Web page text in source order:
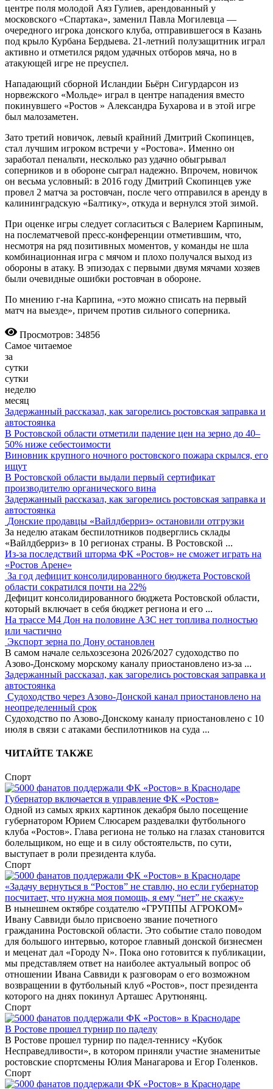
центре поля молодой Аяз Гулиев, арендованный у
московского «Спартака», заменил Павла Могилевца —
очередного игрока донского клуба, отправившегося в Казань
под крыло Курбана Бердыева. 21-летний полузащитник играл
активно и отметился рядом удачных отборов мяча, но в
атакующей игре не преуспел.
Нападающий сборной Исландии Бьёрн Сигурдарсон из
норвежского «Мольде» играл в центре нападения вместо
покинувшего «Ростов » Александра Бухарова и в этой игре
был малозаметен.
Зато третий новичок, левый крайний Дмитрий Скопинцев,
стал лучшим игроком встречи у «Ростова». Именно он
заработал пенальти, несколько раз удачно обыгрывал
соперников и в обороне сыграл надежно. Впрочем, новичок
он весьма условный: в 2016 году Дмитрий Скопинцев уже
провел 2 матча за ростовчан, после чего отправился в аренду в
калининградскую «Балтику», откуда и вернулся этой зимой.
При оценке игры следует согласиться с Валерием Карпиным,
на послематчевой пресс-конференции отметившим, что,
несмотря на ряд позитивных моментов, у команды не шла
комбинационная игра с мячом и плохо получался выход из
обороны в атаку. В эпизодах с первыми двумя мячами хозяев
были очевидные ошибки ростовчан в обороне.
По мнению г-на Карпина, «это можно списать на первый
матч на выезде», причем против сильного соперника.
Просмотров: 34856
Самое читаемое
за
сутки
сутки
неделю
месяц
Задержанный рассказал, как загорелись ростовская заправка и
автостоянка
В Ростовской области отметили падение цен на зерно до 40–
50% ниже себестоимости
Виновник крупного ночного ростовского пожара скрылся, его
ищут
В Ростовской области выдали первый сертификат
производителю органического вина
Задержанный рассказал, как загорелись ростовская заправка и
автостоянка
Донские продавцы «Вайлдберриз» остановили отгрузки
За неделю атакам беспилотников подверглись склады
«Вайлдберриз» в 10 регионах страны. В Ростовской ...
Из-за последствий шторма ФК «Ростов» не сможет играть на
«Ростов Арене»
За год дефицит консолидированного бюджета Ростовской
области сократился почти на 22%
Дефицит консолидированного бюджета Ростовской области,
который включает в себя бюджет региона и его ...
На трассе М4 Дон на половине АЗС нет топлива полностью
или частично
Экспорт зерна по Дону остановлен
В самом начале сельхозсезона 2026/2027 судоходство по
Азово-Донскому морскому каналу приостановлено из-за ...
Задержанный рассказал, как загорелись ростовская заправка и
автостоянка
Судоходство через Азово-Донской канал приостановлено на
неопределенный срок
Судоходство по Азово-Донскому каналу приостановлено с 10
июля в связи с атаками беспилотников на суда ...
ЧИТАЙТЕ ТАКЖЕ
Спорт
Губернатор включается в управление ФК «Ростов»
Одной из самых ярких картинок декабря было посещение
губернатором Юрием Слюсарем раздевалки футбольного
клуба «Ростов». Глава региона не только на глазах становится
болельщиком, но еще и в силу обстоятельств, по сути,
выступает в роли президента клуба.
Спорт
«Задачу вернуться в “Ростов” не ставлю, но если губернатор
посчитает, что нужна моя помощь, я ему “нет” не скажу»
В нынешнем октябре создателю «ГРУППЫ АГРОКОМ»
Ивану Саввиди было присвоено звание почетного
гражданина Ростовской области. Это событие стало поводом
для большого интервью, которое главный донской бизнесмен
и меценат дал «Городу N». Пока оно готовится к публикации,
мы представляем ответ на наиболее актуальный вопрос об
отношении Ивана Саввиди к разговорам о его возможном
возвращении в футбольный клуб «Ростов», пост президента
которого на днях покинул Арташес Арутюнянц.
Спорт
В Ростове прошел турнир по паделу
В Ростове прошел турнир по падел-теннису «Кубок
Несправедливости», в котором приняли участие знаменитые
ростовские спортсмены Юлия Манагарова и Егор Голенков.
Спорт